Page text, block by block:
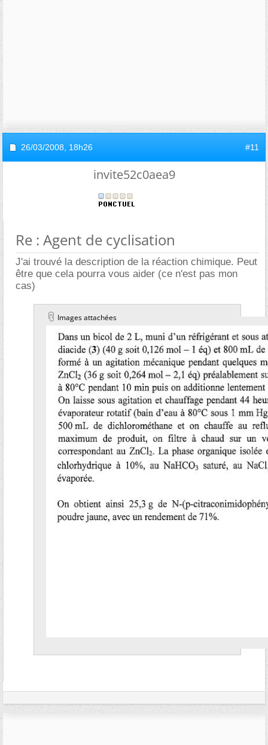
26/03/2008, 18h26 #11
invite52c0aea9
Re : Agent de cyclisation
J'ai trouvé la description de la réaction chimique. Peut
être que cela pourra vous aider (ce n'est pas mon
cas)
Images attachées